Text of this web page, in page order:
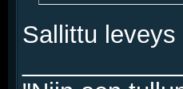
Sallittu